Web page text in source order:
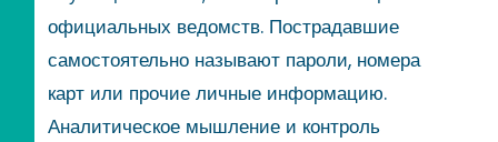
официальных ведомств. Пострадавшие
самостоятельно называют пароли, номера
карт или прочие личные информацию.
Аналитическое мышление и контроль